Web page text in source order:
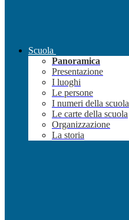
Scuola
Panoramica
Presentazione
I luoghi
Le persone
I numeri della scuola
Le carte della scuola
Organizzazione
La storia